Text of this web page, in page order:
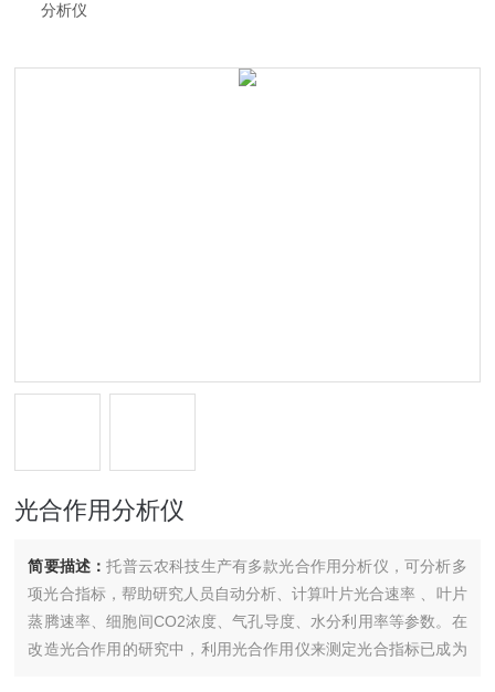
分析仪
光合作用分析仪
简要描述：托普云农科技生产有多款光合作用分析仪，可分析多
项光合指标，帮助研究人员自动分析、计算叶片光合速率 、叶片
蒸腾速率、细胞间CO2浓度、气孔导度、水分利用率等参数。在
改造光合作用的研究中，利用光合作用仪来测定光合指标已成为